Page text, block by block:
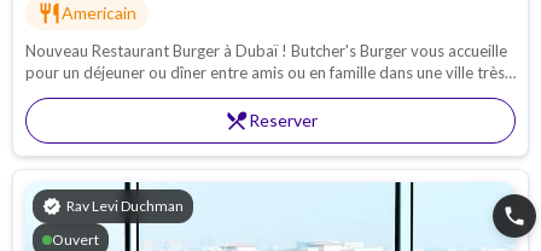
restaurant Americain
Nouveau Restaurant Burger à Dubaï ! Butcher's Burger vous accueille
pour un déjeuner ou dîner entre amis ou en famille dans une ville très
animée.
restaurant_menuReserver
verified Rav Levi Duchman
Ouvert
phone